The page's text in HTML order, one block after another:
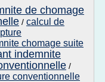
de chomage
/ calcul de
chomage suite
indemnite
/
conventionnelle